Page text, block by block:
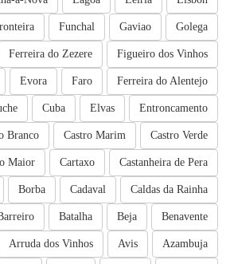
Golega
Gaviao
Funchal
Figueiro dos Vinhos
Ferreira do Zezere
Ferreira do Alentejo
Faro
Evora
Entroncamento
Elvas
Cuba
Castro Verde
Castro Marim
Branco
Castanheira de Pera
Cartaxo
Maior
Caldas da Rainha
Cadaval
Borba
Benavente
Beja
Batalha
Azambuja
Avis
Arruda dos Vinhos